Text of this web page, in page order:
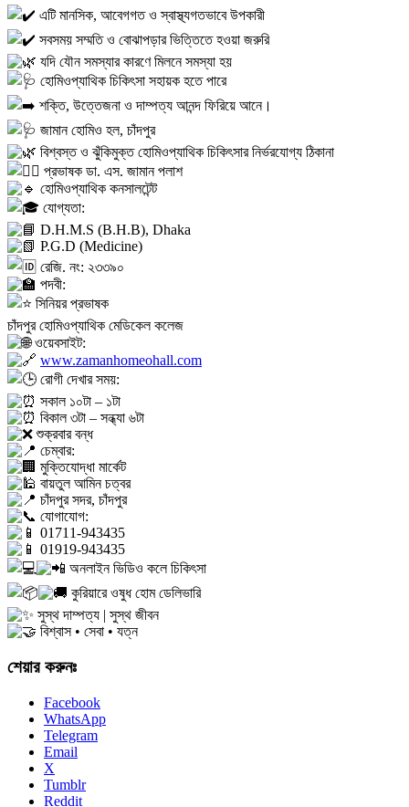
এটি মানসিক, আবেগগত ও স্বাস্থ্যগতভাবে উপকারী
সবসময় সম্মতি ও বোঝাপড়ার ভিত্তিতে হওয়া জরুরি
যদি যৌন সমস্যার কারণে মিলনে সমস্যা হয়
হোমিওপ্যাথিক চিকিৎসা সহায়ক হতে পারে
শক্তি, উত্তেজনা ও দাম্পত্য আনন্দ ফিরিয়ে আনে।
জামান হোমিও হল, চাঁদপুর
বিশ্বস্ত ও ঝুঁকিমুক্ত হোমিওপ্যাথিক চিকিৎসার নির্ভরযোগ্য ঠিকানা
প্রভাষক ডা. এস. জামান পলাশ
হোমিওপ্যাথিক কনসালটেন্ট
যোগ্যতা:
D.H.M.S (B.H.B), Dhaka
P.G.D (Medicine)
রেজি. নং: ২৩৩৯০
পদবী:
সিনিয়র প্রভাষক
চাঁদপুর হোমিওপ্যাথিক মেডিকেল কলেজ
ওয়েবসাইট:
www.zamanhomeohall.com
রোগী দেখার সময়:
সকাল ১০টা – ১টা
বিকাল ৩টা – সন্ধ্যা ৬টা
শুক্রবার বন্ধ
চেম্বার:
মুক্তিযোদ্ধা মার্কেট
বায়তুল আমিন চত্বর
চাঁদপুর সদর, চাঁদপুর
যোগাযোগ:
01711-943435
01919-943435
অনলাইন ভিডিও কলে চিকিৎসা
কুরিয়ারে ওষুধ হোম ডেলিভারি
সুস্থ দাম্পত্য | সুস্থ জীবন
বিশ্বাস • সেবা • যত্ন
শেয়ার করুনঃ
Facebook
WhatsApp
Telegram
Email
X
Tumblr
Reddit